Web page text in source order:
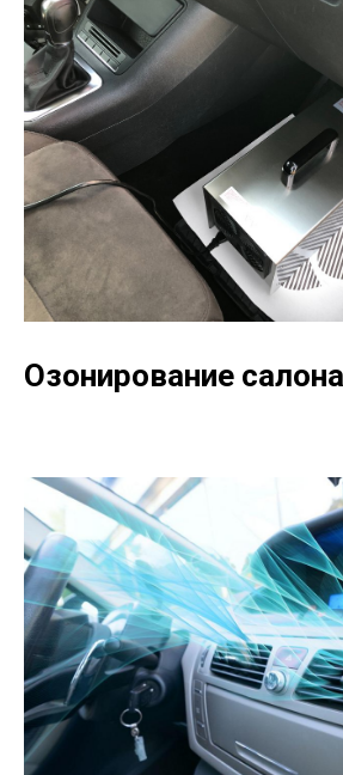
Озонирование